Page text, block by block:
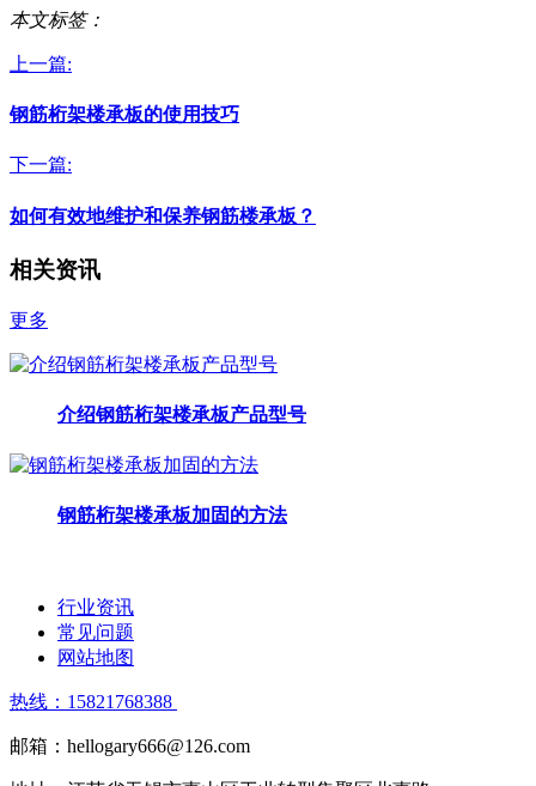
本文标签：
上一篇:
钢筋桁架楼承板的使用技巧
下一篇:
如何有效地维护和保养钢筋楼承板？
相关资讯
更多
介绍钢筋桁架楼承板产品型号
钢筋桁架楼承板加固的方法
行业资讯
常见问题
网站地图
热线：15821768388
邮箱：hellogary666@126.com